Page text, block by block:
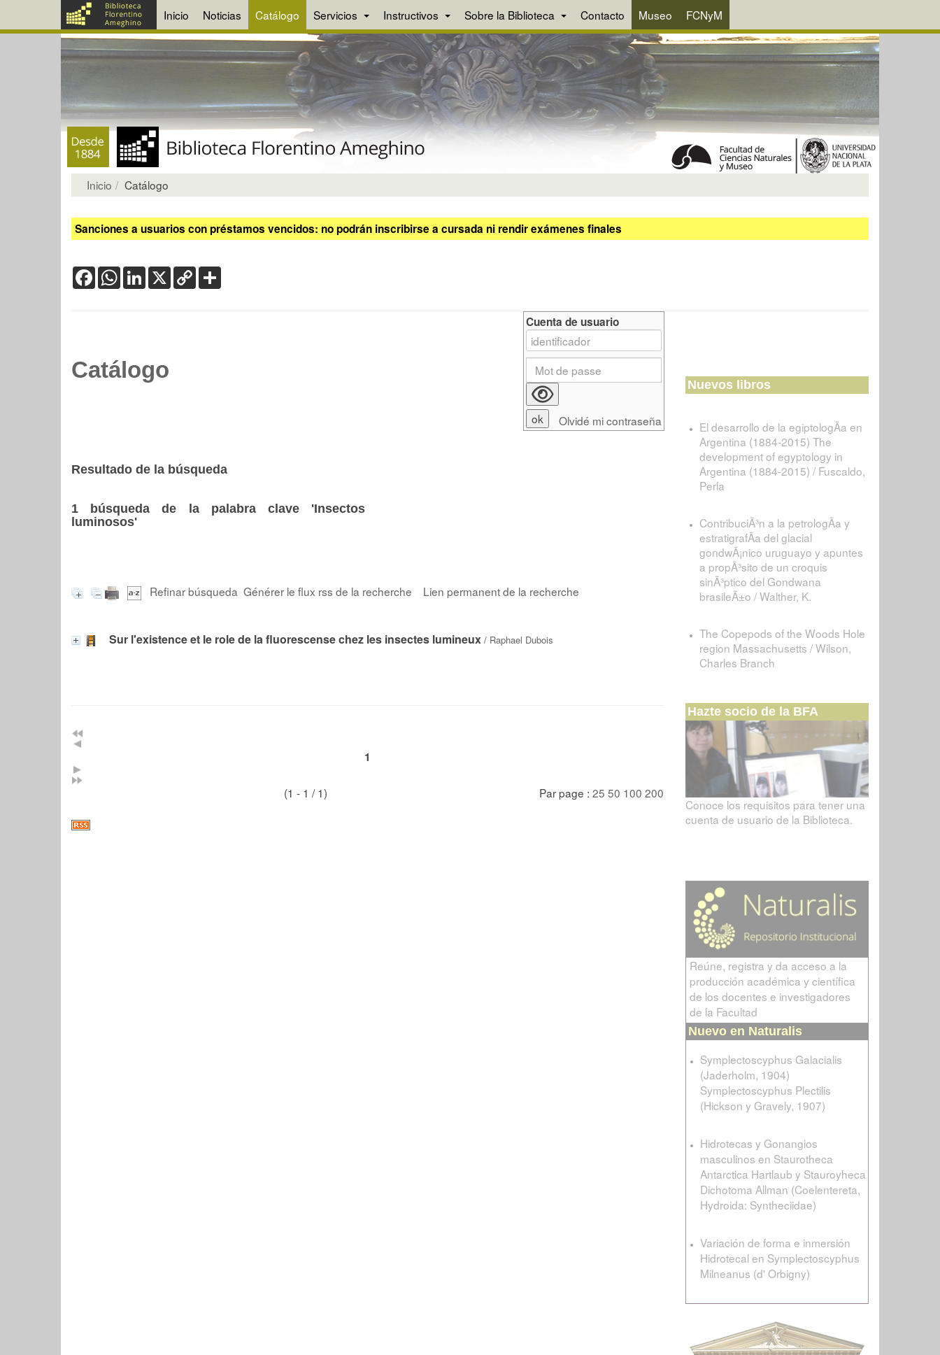
Inicio Noticias Catálogo Servicios Instructivos Sobre la Biblioteca Contacto Museo FCNyM
Inicio Catálogo
Sanciones a usuarios con préstamos vencidos: no podrán inscribirse a cursada ni rendir exámenes finales
FacebookWhatsApp
LinkedIn
X Copy
Link
Catálogo
Resultado de la búsqueda
1 búsqueda de la palabra clave 'Insectos
luminosos'
Refinar búsqueda Générer le flux rss de la recherche Lien permanent de la recherche
Sur l'existence et le role de la fluorescense chez les insectes lumineux / Raphael Dubois
1
(1 - 1 / 1) Par page : 25 50 100 200
Cuenta de usuario
Olvidé mi contraseña
Nuevos libros
El desarrollo de la egiptologÃ­a en
Argentina (1884-2015) The
development of egyptology in
Argentina (1884-2015) / Fuscaldo,
Perla
ContribuciÃ³n a la petrologÃ­a y
estratigrafÃ­a del glacial
gondwÃ¡nico uruguayo y apuntes
a propÃ³sito de un croquis
sinÃ³ptico del Gondwana
brasileÃ±o / Walther, K.
The Copepods of the Woods Hole
region Massachusetts / Wilson,
Charles Branch
Hazte socio de la BFA
Conoce los requisitos para tener una
cuenta de usuario de la Biblioteca.
Reúne, registra y da acceso a la
producción académica y científica
de los docentes e investigadores
de la Facultad
Nuevo en Naturalis
Symplectoscyphus Galacialis
(Jaderholm, 1904)
Symplectoscyphus Plectilis
(Hickson y Gravely, 1907)
Hidrotecas y Gonangios
masculinos en Staurotheca
Antarctica Hartlaub y Stauroyheca
Dichotoma Allman (Coelentereta,
Hydroida: Syntheciidae)
Variación de forma e inmersión
Hidrotecal en Symplectoscyphus
Milneanus (d' Orbigny)